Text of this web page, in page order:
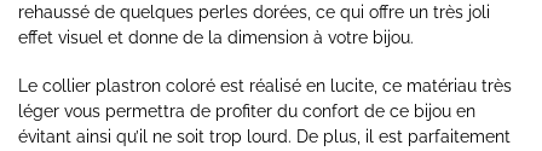
rehaussé de quelques perles dorées, ce qui offre un très joli
effet visuel et donne de la dimension à votre bijou.
Le collier plastron coloré est réalisé en lucite, ce matériau très
léger vous permettra de profiter du confort de ce bijou en
évitant ainsi qu’il ne soit trop lourd. De plus, il est parfaitement